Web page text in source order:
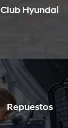
Club Hyundai
Repuestos